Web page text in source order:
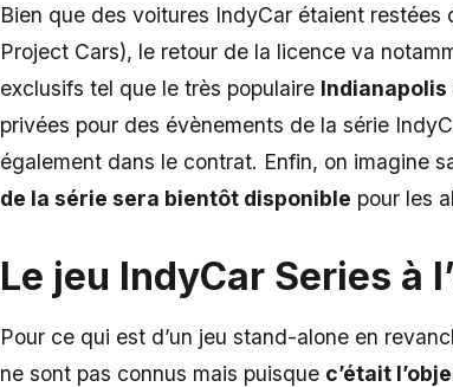
Bien que des voitures IndyCar étaient restées
Project Cars), le retour de la licence va
exclusifs tel que le très populaire Indianapolis
privées pour des évènements de la série
également dans le contrat. Enfin, on imagine
de la série sera bientôt disponible pour les
Le jeu IndyCar Series à
Pour ce qui est d’un jeu stand-alone en
ne sont pas connus mais puisque c’était